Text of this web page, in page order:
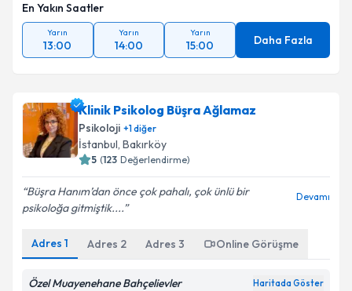
En Yakın Saatler
Yarın
13:00
Yarın
14:00
Yarın
15:00 Daha Fazla
Klinik Psikolog Büşra Ağlamaz
Psikoloji +1diğer
İstanbul, Bakırköy
5 (123 Değerlendirme)
Büşra Hanım’dan önce çok pahalı, çok ünlü bir
psikoloğa gitmiştik....
Devamı
Adres 1 Adres 2 Adres 3 Online Görüşme
Özel Muayenehane Bahçelievler Haritada Göster